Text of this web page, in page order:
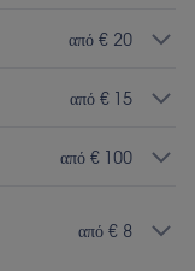
από € 20
από € 15
από € 100
από € 8